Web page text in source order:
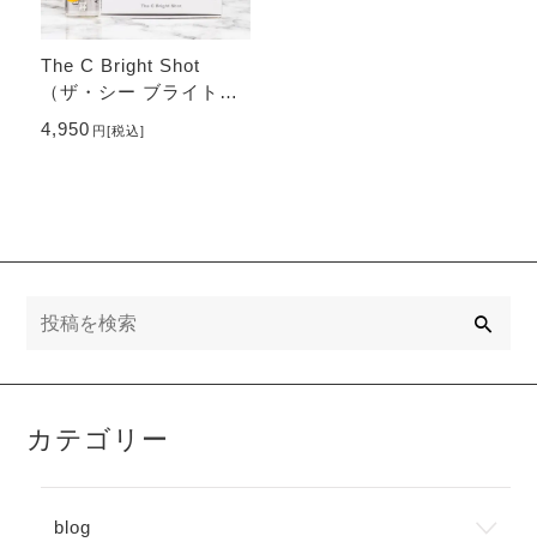
The C Bright Shot
（ザ・シー ブライトシ
ョット）
4,950 円 [税込]
カテゴリー
blog